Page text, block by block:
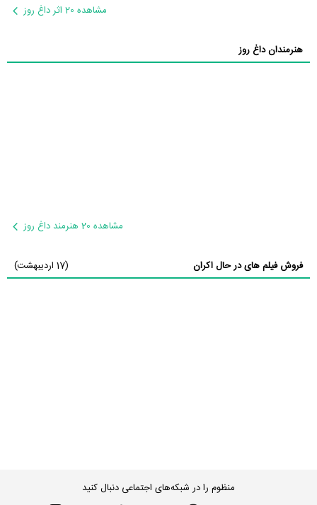
مشاهده 20 اثر داغ روز
هنرمندان داغ روز
مشاهده 20 هنرمند داغ روز
فروش فیلم های در حال اکران (17 اردیبهشت)
منظوم را در شبکه‌های اجتماعی دنبال کنید